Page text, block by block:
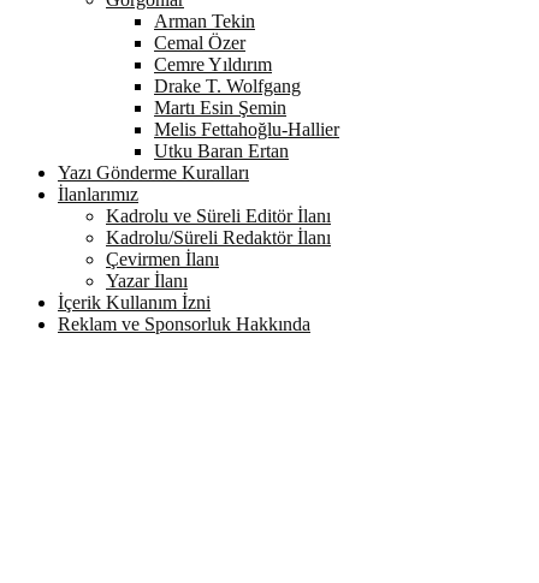
Arman Tekin
Cemal Özer
Cemre Yıldırım
Drake T. Wolfgang
Martı Esin Şemin
Melis Fettahoğlu-Hallier
Utku Baran Ertan
Yazı Gönderme Kuralları
İlanlarımız
Kadrolu ve Süreli Editör İlanı
Kadrolu/Süreli Redaktör İlanı
Çevirmen İlanı
Yazar İlanı
İçerik Kullanım İzni
Reklam ve Sponsorluk Hakkında